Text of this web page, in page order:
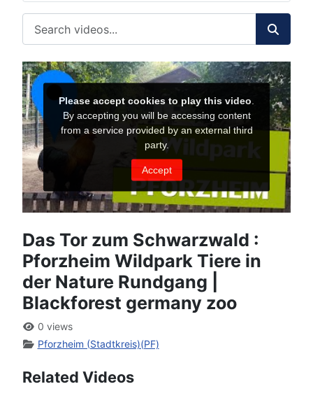
Das Tor zum Schwarzwald :
Pforzheim Wildpark Tiere in
der Nature Rundgang |
Blackforest germany zoo
0 views
Pforzheim (Stadtkreis)(PF)
Related Videos